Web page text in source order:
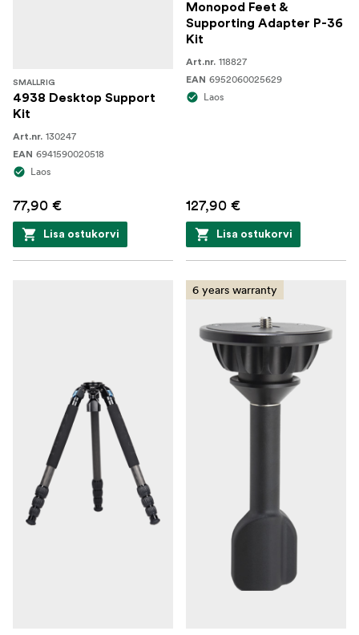
SMALLRIG
4938 Desktop Support
Kit
Art.nr. 130247
EAN 6941590020518
Laos
77,90 €
Lisa ostukorvi
Monopod Feet &
Supporting Adapter P-36
Kit
Art.nr. 118827
EAN 6952060025629
Laos
127,90 €
Lisa ostukorvi
6 years warranty